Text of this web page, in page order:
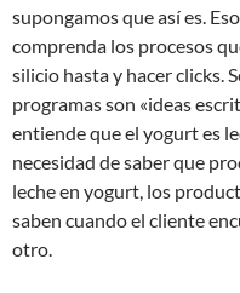
supongamos que así es.
comprenda los procesos
silicio hasta y hacer clicks.
programas son «ideas
entiende que el yogurt es
necesidad de saber que
leche en yogurt, los
saben cuando el cliente
otro.